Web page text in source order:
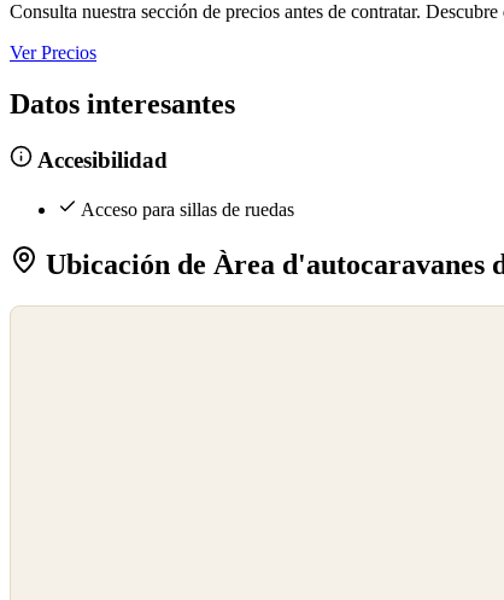
Consulta nuestra sección de precios antes de contratar. Descubre
Ver Precios
Datos interesantes
Accesibilidad
Acceso para sillas de ruedas
Ubicación de Àrea d'autocaravanes